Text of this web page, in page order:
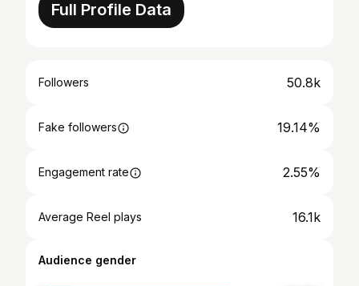
Full Profile Data
Followers 50.8k
Fake followers 19.14%
Engagement rate 2.55%
Average Reel plays 16.1k
Audience gender